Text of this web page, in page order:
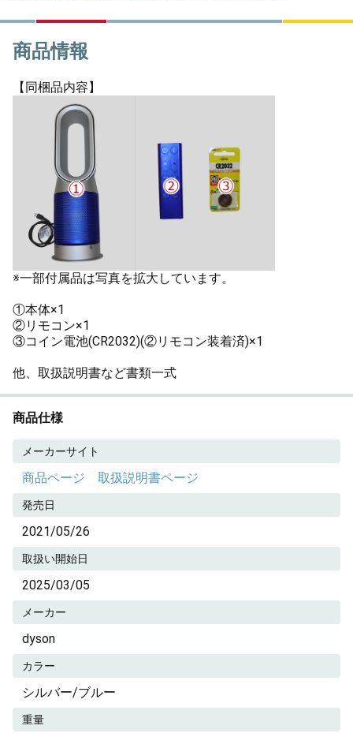
商品情報
【同梱品内容】
※一部付属品は写真を拡大しています。
①本体×1
②リモコン×1
③コイン電池(CR2032)(②リモコン装着済)×1
他、取扱説明書など書類一式
商品仕様
メーカーサイト
商品ページ 取扱説明書ページ
発売日
2021/05/26
取扱い開始日
2025/03/05
メーカー
dyson
カラー
シルバー/ブルー
重量